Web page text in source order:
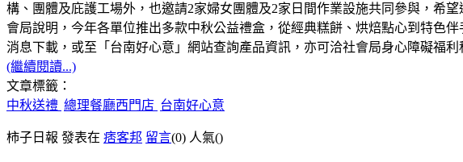
構、團體及庇護工場外，也邀請2家婦女團體及2家日間作業設施共同參與，希
會局說明，今年各單位推出多款中秋公益禮盒，從經典糕餅、烘焙點心到特色
消息下載，或至「台南好心意」網站查詢產品資訊，亦可洽社會局身心障礙福
(繼續閱讀...)
文章標籤：
中秋送禮 總理餐廳西門店 台南好心意
柿子日報 發表在 痞客邦 留言(0) 人氣()